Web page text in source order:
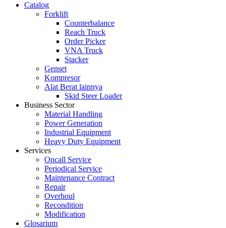
Catalog
Forklift
Counterbalance
Reach Truck
Order Picker
VNA Truck
Stacker
Genset
Kompresor
Alat Berat lainnya
Skid Steer Loader
Business Sector
Material Handling
Power Generation
Industrial Equipment
Heavy Duty Equipment
Services
Oncall Service
Periodical Service
Maintenance Contract
Repair
Overhoul
Recondition
Modification
Glosarium